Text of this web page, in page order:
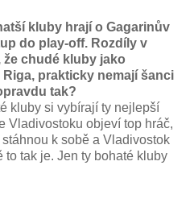
kluby hrají o Gagarinův
do play-off. Rozdíly v
chudé kluby jako
prakticky nemají šanci
tak?
kluby si vybírají ty nejlepší
Vladivostoku objeví top hráč,
k sobě a Vladivostok
to tak je. Jen ty bohaté kluby